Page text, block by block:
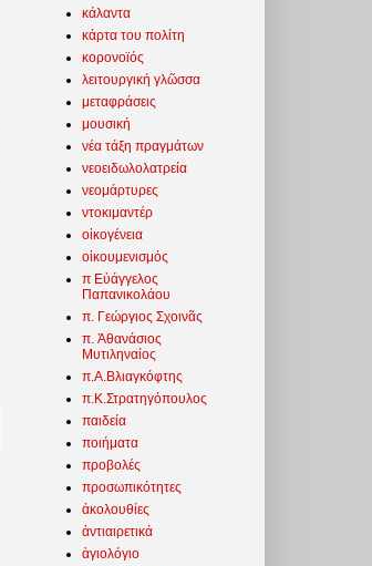
κάλαντα
κάρτα του πολίτη
κορονοϊός
λειτουργική γλῶσσα
μεταφράσεις
μουσική
νέα τάξη πραγμάτων
νεοειδωλολατρεία
νεομάρτυρες
ντοκιμαντέρ
οἰκογένεια
οἰκουμενισμός
π Εὐάγγελος
Παπανικολάου
π. Γεώργιος Σχοινᾶς
π. Ἀθανάσιος
Μυτιληναίος
π.Α.Βλιαγκόφτης
π.Κ.Στρατηγόπουλος
παιδεία
ποιήματα
προβολές
προσωπικότητες
ἀκολουθίες
ἀντιαιρετικά
ἁγιολόγιο